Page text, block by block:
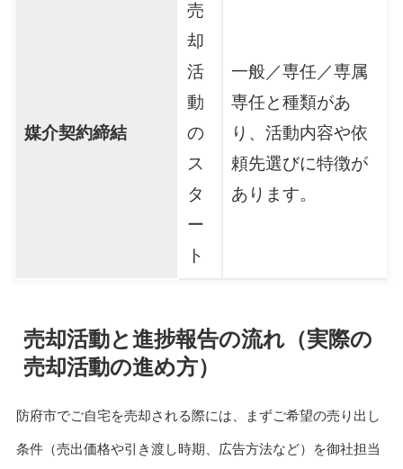
媒介契約締結
売
却
活
動
の
ス
タ
ー
ト
一般／専任／専属
専任と種類があ
り、活動内容や依
頼先選びに特徴が
あります。
売却活動と進捗報告の流れ（実際の
売却活動の進め方）
防府市でご自宅を売却される際には、まずご希望の売り出し
条件（売出価格や引き渡し時期、広告方法など）を御社担当